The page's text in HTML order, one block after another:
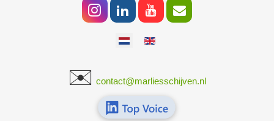
✉️ contact@marliesschijven.nl